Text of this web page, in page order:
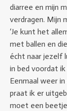
diarree en mijn
verdragen. Mijn
‘Je kunt het
met ballen en
écht naar jezelf
in bed voordat
Eenmaal weer
praat ik er
moet een beetje